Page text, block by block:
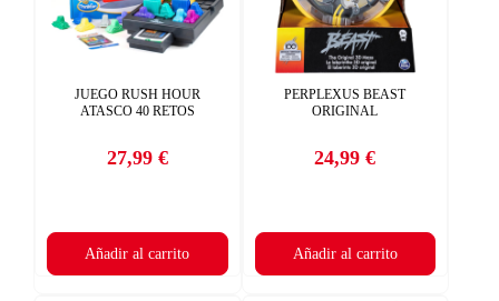
JUEGO RUSH HOUR
ATASCO 40 RETOS
Precio
27,99 €
Añadir al carrito
PERPLEXUS BEAST
ORIGINAL
Precio
24,99 €
Añadir al carrito